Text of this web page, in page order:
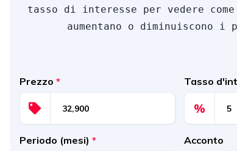
tasso di interesse per vedere
aumentano o diminuiscono i
Prezzo* Tasso
%
Periodo (mesi)* Acconto